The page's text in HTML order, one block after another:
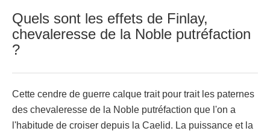
Quels sont les effets de Finlay,
chevaleresse de la Noble putréfaction
?
Cette cendre de guerre calque trait pour trait les paternes
des chevaleresse de la Noble putréfaction que l'on a
l'habitude de croiser depuis la Caelid. La puissance et la